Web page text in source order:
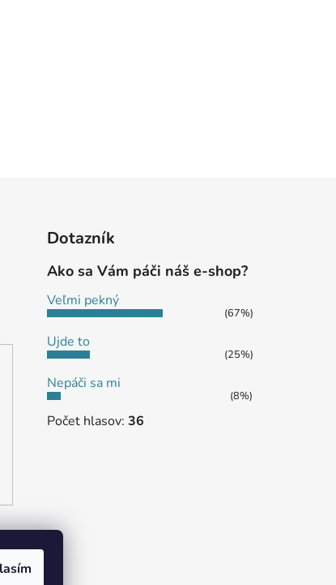
Dotazník
Ako sa Vám páči náš e-shop?
Veľmi pekný
(67%)
Ujde to
(25%)
Nepáči sa mi
(8%)
Počet hlasov: 36